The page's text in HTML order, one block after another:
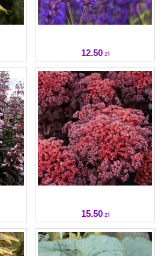
12.50 zł
15.50 zł